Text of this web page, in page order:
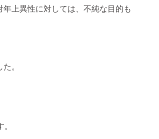
上異性に対しては、不純な目的も
。